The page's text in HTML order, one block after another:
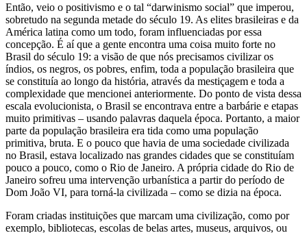
Então, veio o positivismo e o tal “darwinismo social” que imperou,
sobretudo na segunda metade do século 19. As elites brasileiras e da
América latina como um todo, foram influenciadas por essa
concepção. É aí que a gente encontra uma coisa muito forte no
Brasil do século 19: a visão de que nós precisamos civilizar os
índios, os negros, os pobres, enfim, toda a população brasileira que
se constituía ao longo da história, através da mestiçagem e toda a
complexidade que mencionei anteriormente. Do ponto de vista dessa
escala evolucionista, o Brasil se encontrava entre a barbárie e etapas
muito primitivas – usando palavras daquela época. Portanto, a maior
parte da população brasileira era tida como uma população
primitiva, bruta. E o pouco que havia de uma sociedade civilizada
no Brasil, estava localizado nas grandes cidades que se constituíam
pouco a pouco, como o Rio de Janeiro. A própria cidade do Rio de
Janeiro sofreu uma intervenção urbanística a partir do período de
Dom João VI, para torná-la civilizada – como se dizia na época.
Foram criadas instituições que marcam uma civilização, como por
exemplo, bibliotecas, escolas de belas artes, museus, arquivos, ou